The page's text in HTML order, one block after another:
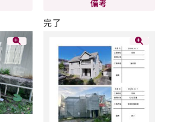
備考
完了